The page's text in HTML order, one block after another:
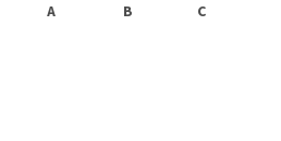
A B
C